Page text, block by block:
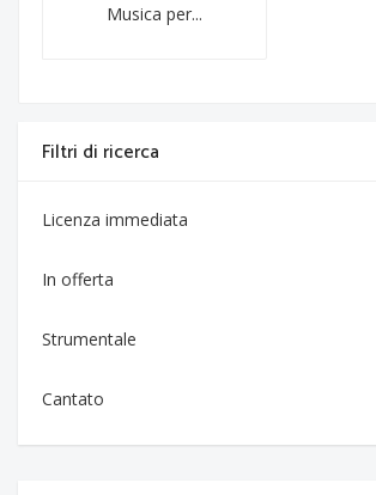
Musica per...
Filtri di ricerca
Licenza immediata
In offerta
Strumentale
Cantato